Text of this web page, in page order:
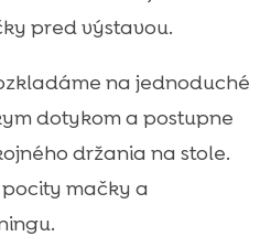
pred výstavou.
na jednoduché
dotykom a postupne
držania na stole.
mačky a